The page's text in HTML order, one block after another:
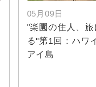
05月09日
"楽園の住人、旅
る"第1回：ハワ
アイ島